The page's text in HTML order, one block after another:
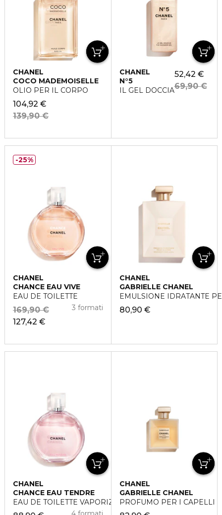
CHANEL
COCO MADEMOISELLE
OLIO PER IL CORPO
104,92 €
139,90 €
CHANEL
N°5
IL GEL DOCCIA
52,42 €
69,90 €
CHANEL
CHANCE EAU VIVE
EAU DE TOILETTE
127,42 €
169,90 € 3 formati
25%
CHANEL
GABRIELLE CHANEL
EMULSIONE IDRATANTE
80,90 €
CHANEL
CHANCE EAU TENDRE
EAU DE TOILETTE VAPORIZZATORE
CHANEL
GABRIELLE CHANEL
PROFUMO PER I CAPELLI